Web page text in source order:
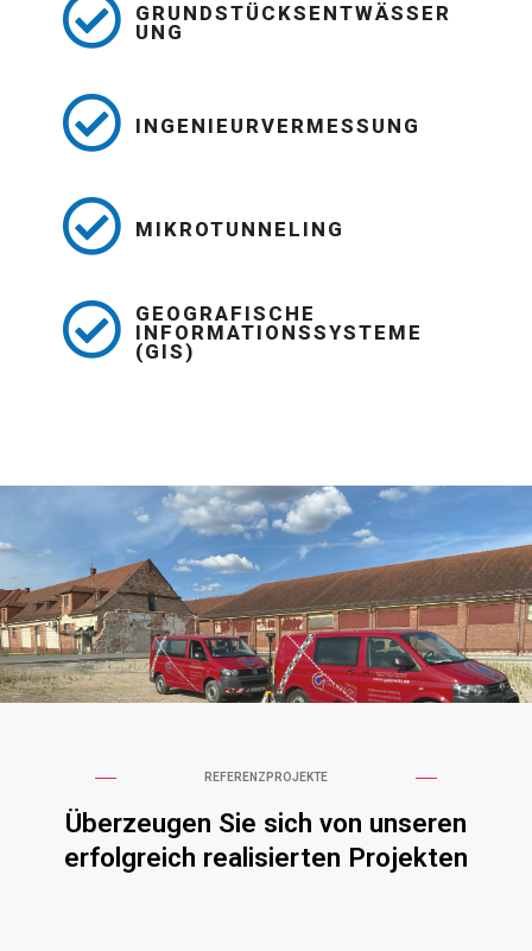
GRUNDSTÜCKSENTWÄSSER
UNG
INGENIEURVERMESSUNG
MIKROTUNNELING
GEOGRAFISCHE
INFORMATIONSSYSTEME
(GIS)
REFERENZPROJEKTE
Überzeugen Sie sich von unseren
erfolgreich realisierten Projekten